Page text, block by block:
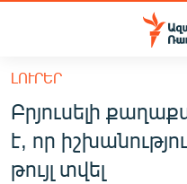
Մատչելիության
հիմնական
բովանդակությանը
Անցնել
հիմնական
մենյուին
ՀԱՅԱՍՏԱՆ
ՔԱՂԱՔԱԿԱՆ
ԼՈՒՐԵՐ
Բրյուսելի
է, որ
թույլ տվել